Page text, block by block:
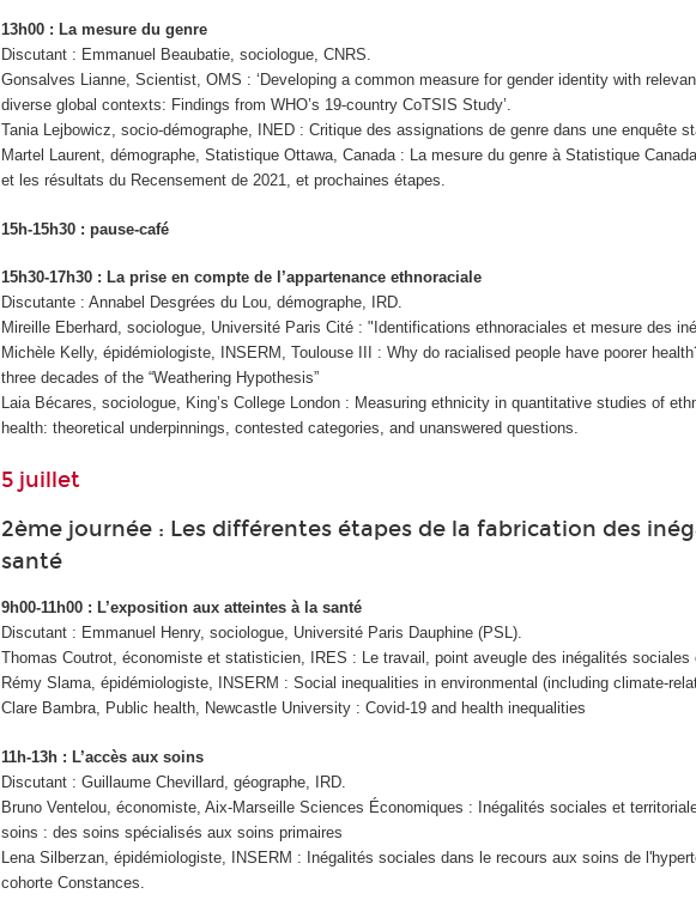
13h00 : La mesure du genre
Discutant : Emmanuel Beaubatie, sociologue, CNRS.
Gonsalves Lianne, Scientist, OMS : ‘Developing a common measure for gender identity with
diverse global contexts: Findings from WHO’s 19-country CoTSIS Study’.
Tania Lejbowicz, socio-démographe, INED : Critique des assignations de genre dans une enquête
Martel Laurent, démographe, Statistique Ottawa, Canada : La mesure du genre à Statistique
et les résultats du Recensement de 2021, et prochaines étapes.
15h-15h30 : pause-café
15h30-17h30 : La prise en compte de l’appartenance ethnoraciale
Discutante : Annabel Desgrées du Lou, démographe, IRD.
Mireille Eberhard, sociologue, Université Paris Cité : "Identifications ethnoraciales et mesure des
Michèle Kelly, épidémiologiste, INSERM, Toulouse III : Why do racialised people have poorer
three decades of the “Weathering Hypothesis”
Laia Bécares, sociologue, King’s College London : Measuring ethnicity in quantitative studies of
health: theoretical underpinnings, contested categories, and unanswered questions.
5 juillet
2ème journée : Les différentes étapes de la fabrication des
santé
9h00-11h00 : L’exposition aux atteintes à la santé
Discutant : Emmanuel Henry, sociologue, Université Paris Dauphine (PSL).
Thomas Coutrot, économiste et statisticien, IRES : Le travail, point aveugle des inégalités sociales
Rémy Slama, épidémiologiste, INSERM : Social inequalities in environmental (including climate-
Clare Bambra, Public health, Newcastle University : Covid-19 and health inequalities
11h-13h : L’accès aux soins
Discutant : Guillaume Chevillard, géographe, IRD.
Bruno Ventelou, économiste, Aix-Marseille Sciences Économiques : Inégalités sociales et
soins : des soins spécialisés aux soins primaires
Lena Silberzan, épidémiologiste, INSERM : Inégalités sociales dans le recours aux soins de
cohorte Constances.